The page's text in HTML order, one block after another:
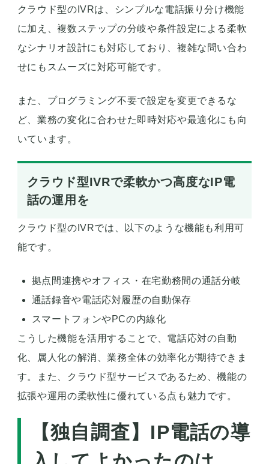
クラウド型のIVRは、シンプルな電話振り分け機能
に加え、複数ステップの分岐や条件設定による柔軟
なシナリオ設計にも対応しており、複雑な問い合わ
せにもスムーズに対応可能です。
また、プログラミング不要で設定を変更できるな
ど、業務の変化に合わせた即時対応や最適化にも向
いています。
クラウド型IVRで柔軟かつ高度なIP電
話の運用を
クラウド型のIVRでは、以下のような機能も利用可
能です。
拠点間連携やオフィス・在宅勤務間の通話分岐
通話録音や電話応対履歴の自動保存
スマートフォンやPCの内線化
こうした機能を活用することで、電話応対の自動
化、属人化の解消、業務全体の効率化が期待できま
す。また、クラウド型サービスであるため、機能の
拡張や運用の柔軟性に優れている点も魅力です。
【独自調査】IP電話の導